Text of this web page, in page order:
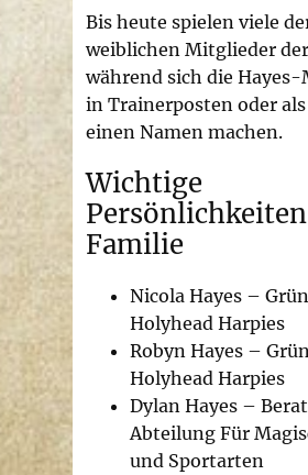
Bis heute spielen viele
weiblichen Mitglieder
während sich die
in Trainerposten oder
einen Namen machen.
Wichtige
Familie
Nicola Hayes –
Holyhead Harpies
Robyn Hayes –
Holyhead Harpies
Dylan Hayes –
Abteilung Für
und Sportarten